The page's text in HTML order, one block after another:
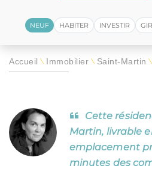
NEUF HABITER INVESTIR
Accueil \ Immobilier \ Saint-Martin \
Cette
Martin, livrable
emplacement
minutes des